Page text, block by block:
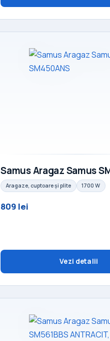
Samus Aragaz Samus
Aragaze, cuptoare și plite 1700 W
809 lei
Vezi detalii